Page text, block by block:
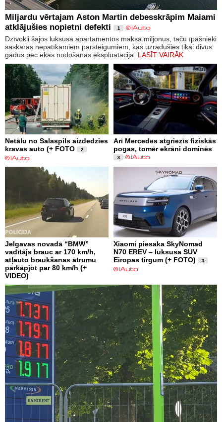
Miljardu vērtajam Aston Martin debesskrāpim Maiami
atklājušies nopietni defekti
1
Dzīvokļi šajos luksusa apartamentos maksā miljonus, taču īpašnieki
saskaras nepatīkamiem pārsteigumiem, kas uzradušies tikai divus
gadus pēc ēkas nodošanas ekspluatācijā. LASĪT VAIRĀK
Netālu no Salaspils aizdedzies
kravas auto (+ FOTO
2
Arī Mercedes atgriezīs fiziskās
pogas, tomēr ekrāni dominēs
3
Jelgavas novadā “BMW”
vadītājs brauc ar 170 km/h,
atļauto braukšanas ātrumu
pārkāpjot par 80 km/h (+
VIDEO)
Xiaomi piesaka SkyNomad
N70 EREV – luksusa SUV
Eiropas tirgum (+ FOTO)
3